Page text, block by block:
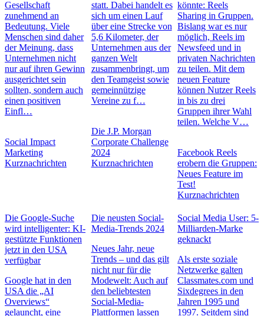
Gesellschaft
zunehmend an
Bedeutung. Viele
Menschen sind daher
der Meinung, dass
Unternehmen nicht
nur auf ihren Gewinn
ausgerichtet sein
sollten, sondern auch
einen positiven
Einfl…
Social Impact
Marketing
Kurznachrichten
statt. Dabei handelt es
sich um einen Lauf
über eine Strecke von
5,6 Kilometer, der
Unternehmen aus der
ganzen Welt
zusammenbringt, um
den Teamgeist sowie
gemeinnützige
Vereine zu f…
Die J.P. Morgan
Corporate Challenge
2024
Kurznachrichten
könnte: Reels
Sharing in Gruppen.
Bislang war es nur
möglich, Reels im
Newsfeed und in
privaten Nachrichten
zu teilen. Mit dem
neuen Feature
können Nutzer Reels
in bis zu drei
Gruppen ihrer Wahl
teilen. Welche V…
Facebook Reels
erobern die Gruppen:
Neues Feature im
Test!
Kurznachrichten
Die Google-Suche
wird intelligenter: KI-
gestützte Funktionen
jetzt in den USA
verfügbar
Google hat in den
USA die „AI
Overviews“
gelauncht, eine
Die neusten Social-
Media-Trends 2024
Neues Jahr, neue
Trends – und das gilt
nicht nur für die
Modewelt: Auch auf
den beliebtesten
Social-Media-
Plattformen lassen
Social Media User: 5-
Milliarden-Marke
geknackt
Als erste soziale
Netzwerke galten
Classmates.com und
Sixdegrees in den
Jahren 1995 und
1997. Seitdem sind